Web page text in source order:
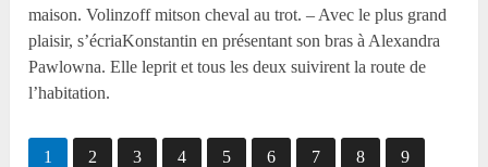
maison. Volinzoff mitson cheval au trot. – Avec le plus grand
plaisir, s’écriaKonstantin en présentant son bras à Alexandra
Pawlowna. Elle leprit et tous les deux suivirent la route de
l’habitation.
1 2 3 4 5 6 7 8 9